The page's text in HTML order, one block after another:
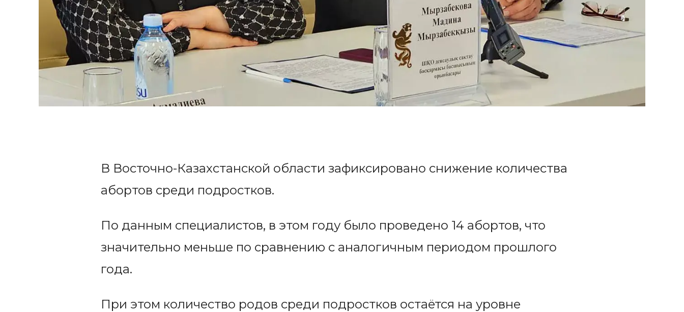
В Восточно-Казахстанской области зафиксировано снижение количества
абортов среди подростков.
По данным специалистов, в этом году было проведено 14 абортов, что
значительно меньше по сравнению с аналогичным периодом прошлого
года.
При этом количество родов среди подростков остаётся на уровне